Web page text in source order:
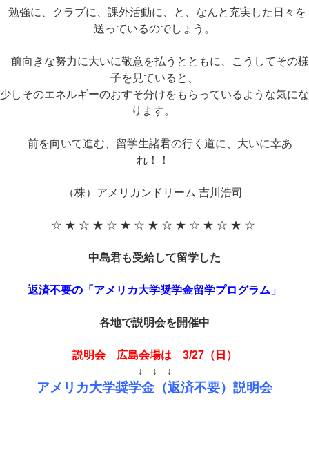
勉強に、クラブに、課外活動に、と、なんと充実した日々を
送っているのでしょう。
前向きな努力に大いに敬意を払うとともに、こうしてその様
子を見ていると、
少しそのエネルギーのおすそ分けをもらっているような気にな
ります。
前を向いて進む、留学生諸君の行く道に、大いに幸あ
れ！！
（株）アメリカンドリーム 吉川浩司
☆ ★ ☆ ★ ☆ ★ ☆ ★ ☆ ★ ☆ ★ ☆ ★ ☆
中島君も受給して留学した
返済不要の「アメリカ大学奨学金留学プログラム」
各地で説明会を開催中
説明会 広島会場は 3/27（日）
↓ ↓ ↓
アメリカ大学奨学金（返済不要）説明会